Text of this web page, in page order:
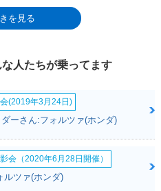
がフロントに与えられ、走行時の安
リーズは、ここから先、さまざまな
、2004年4月のフルモデルチェンジ
ルツァZとフォルツァXの2系統で
（2013年）を経て、2018年7月にふ
つ250ccスクーターが登場。これ
フォルツァ300の日本向けモデル
ール（HSTC）や電動スクリーン、
い新エンジン（eSP+）を採用し、
、2021年当時に主流となりつつあ
12月発売モデルで、平成32年（令和
を見る
人たちが乗ってます
(2019年3月24日)
ーさん:フォルツァ(ホンダ)
会（2020年6月28日開催）
ルツァ(ホンダ)